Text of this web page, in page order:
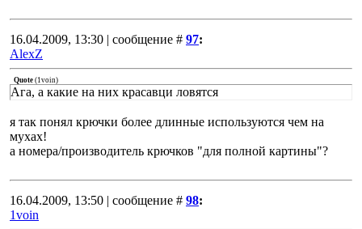
16.04.2009, 13:30 | сообщение # 97:
AlexZ
Quote (1voin)
Ага, а какие на них красавци ловятся
я так понял крючки более длинные используются чем на
мухах!
а номера/производитель крючков "для полной картины"?
16.04.2009, 13:50 | сообщение # 98:
1voin